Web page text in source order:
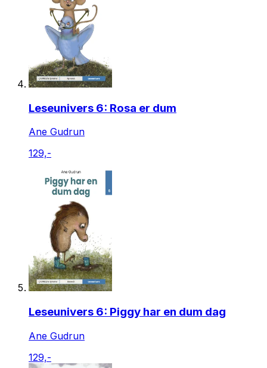
Leseunivers 6: Rosa er dum
Ane Gudrun
129,-
Leseunivers 6: Piggy har en dum dag
Ane Gudrun
129,-